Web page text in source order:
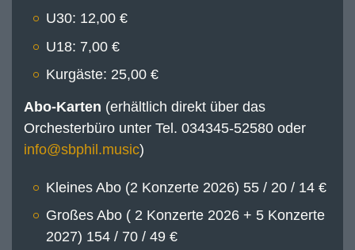
U30: 12,00 €
U18: 7,00 €
Kurgäste: 25,00 €
Abo-Karten (erhältlich direkt über das
Orchesterbüro unter Tel. 034345-52580 oder
)
Kleines Abo (2 Konzerte 2026) 55 / 20 / 14 €
Großes Abo ( 2 Konzerte 2026 + 5 Konzerte
2027) 154 / 70 / 49 €